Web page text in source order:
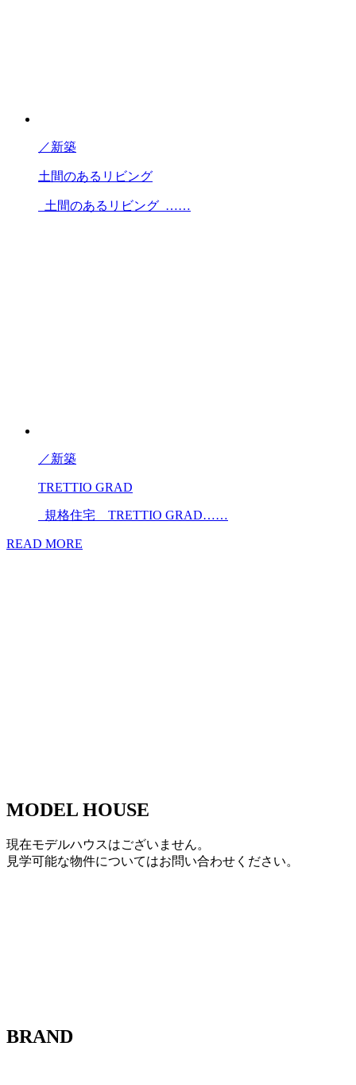
／新築
土間のあるリビング
土間のあるリビング ……
／新築
TRETTIO GRAD
規格住宅 TRETTIO GRAD……
READ MORE
MODEL HOUSE
現在モデルハウスはございません。
見学可能な物件についてはお問い合わせください。
BRAND